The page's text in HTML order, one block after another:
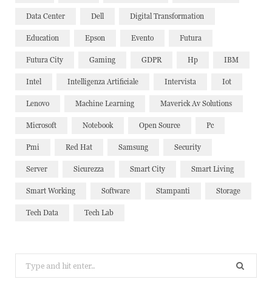
Data Center Dell Digital Transformation
Education Epson Evento Futura
Futura City Gaming GDPR Hp IBM
Intel Intelligenza Artificiale Intervista Iot
Lenovo Machine Learning Maverick Av Solutions
Microsoft Notebook Open Source Pc
Pmi Red Hat Samsung Security
Server Sicurezza Smart City Smart Living
Smart Working Software Stampanti Storage
Tech Data Tech Lab
for: